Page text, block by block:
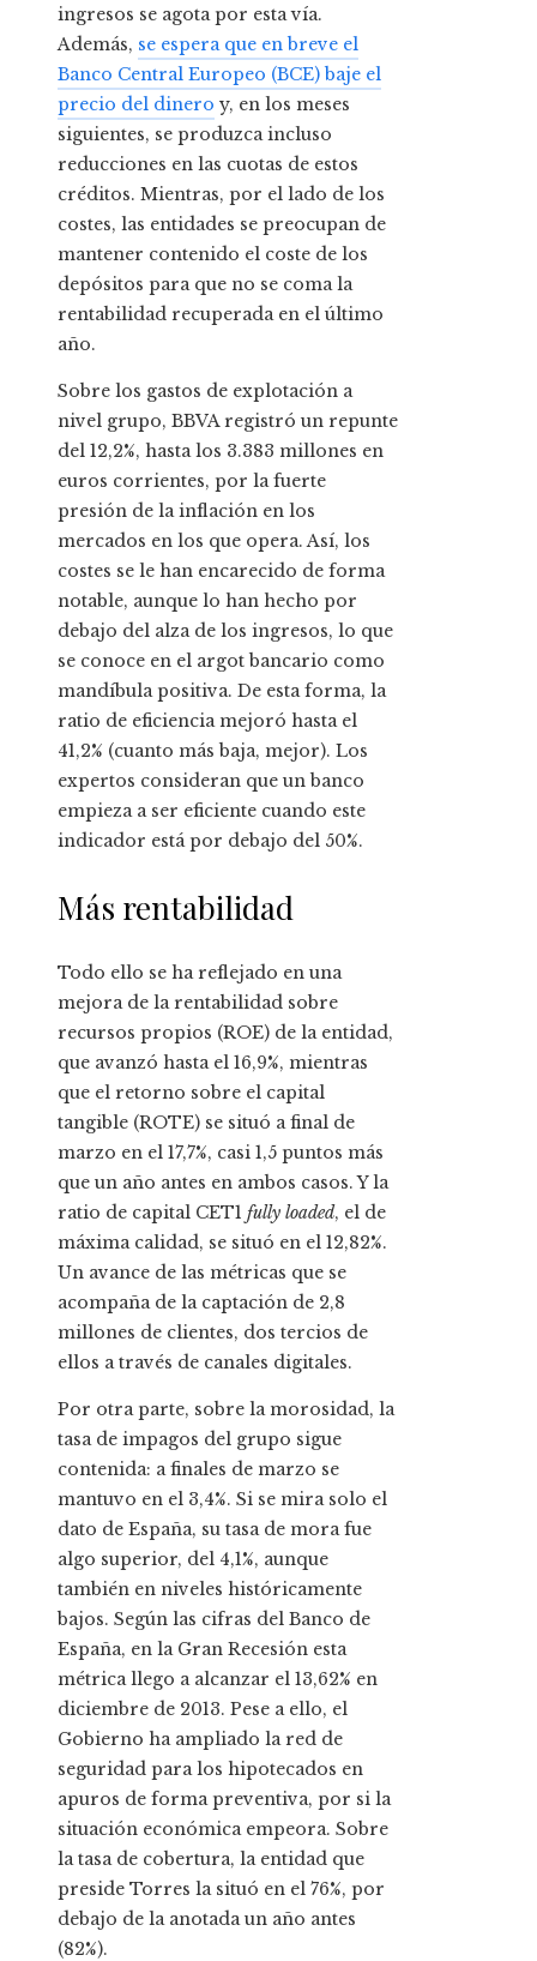
ingresos se agota por esta vía.
Además, se espera que en breve el
Banco Central Europeo (BCE) baje el
precio del dinero y, en los meses
siguientes, se produzca incluso
reducciones en las cuotas de estos
créditos. Mientras, por el lado de los
costes, las entidades se preocupan de
mantener contenido el coste de los
depósitos para que no se coma la
rentabilidad recuperada en el último
año.
Sobre los gastos de explotación a
nivel grupo, BBVA registró un repunte
del 12,2%, hasta los 3.383 millones en
euros corrientes, por la fuerte
presión de la inflación en los
mercados en los que opera. Así, los
costes se le han encarecido de forma
notable, aunque lo han hecho por
debajo del alza de los ingresos, lo que
se conoce en el argot bancario como
mandíbula positiva. De esta forma, la
ratio de eficiencia mejoró hasta el
41,2% (cuanto más baja, mejor). Los
expertos consideran que un banco
empieza a ser eficiente cuando este
indicador está por debajo del 50%.
Más rentabilidad
Todo ello se ha reflejado en una
mejora de la rentabilidad sobre
recursos propios (ROE) de la entidad,
que avanzó hasta el 16,9%, mientras
que el retorno sobre el capital
tangible (ROTE) se situó a final de
marzo en el 17,7%, casi 1,5 puntos más
que un año antes en ambos casos. Y la
ratio de capital CET1 fully loaded, el de
máxima calidad, se situó en el 12,82%.
Un avance de las métricas que se
acompaña de la captación de 2,8
millones de clientes, dos tercios de
ellos a través de canales digitales.
Por otra parte, sobre la morosidad, la
tasa de impagos del grupo sigue
contenida: a finales de marzo se
mantuvo en el 3,4%. Si se mira solo el
dato de España, su tasa de mora fue
algo superior, del 4,1%, aunque
también en niveles históricamente
bajos. Según las cifras del Banco de
España, en la Gran Recesión esta
métrica llego a alcanzar el 13,62% en
diciembre de 2013. Pese a ello, el
Gobierno ha ampliado la red de
seguridad para los hipotecados en
apuros de forma preventiva, por si la
situación económica empeora. Sobre
la tasa de cobertura, la entidad que
preside Torres la situó en el 76%, por
debajo de la anotada un año antes
(82%).